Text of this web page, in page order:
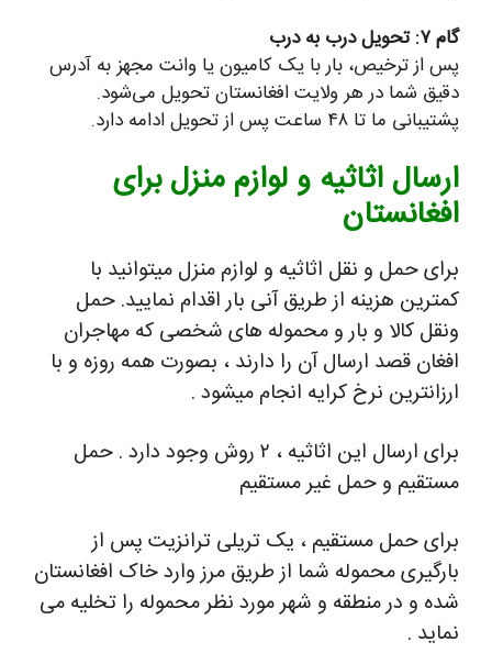
گام ۷: تحویل درب به درب
پس از ترخیص، بار با یک کامیون یا وانت مجهز به آدرس
دقیق شما در هر ولایت افغانستان تحویل می‌شود.
پشتیبانی ما تا ۴۸ ساعت پس از تحویل ادامه دارد.
ارسال اثاثیه و لوازم منزل برای
افغانستان
برای حمل و نقل اثاثیه و لوازم منزل میتوانید با
کمترین هزینه از طریق آنی بار اقدام نمایید. حمل
ونقل کالا و بار و محموله های شخصی که مهاجران
افغان قصد ارسال آن را دارند ، بصورت همه روزه و با
ارزانترین نرخ کرایه انجام میشود .
برای ارسال این اثاثیه ، ۲ روش وجود دارد . حمل
مستقیم و حمل غیر مستقیم
برای حمل مستقیم ، یک تریلی ترانزیت پس از
بارگیری محموله شما از طریق مرز وارد خاک افغانستان
شده و در منطقه و شهر مورد نظر محموله را تخلیه می
نماید .